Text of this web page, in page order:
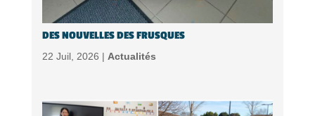
DES NOUVELLES DES FRUSQUES
22 Juil, 2026 | Actualités